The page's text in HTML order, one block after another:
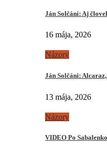
Ján Solčáni: Aj
16 mája, 2026
Názory
Ján Solčáni:
13 mája, 2026
Názory
VIDEO Po